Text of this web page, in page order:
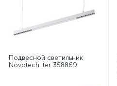
Подвесной светильник
Novotech Iter 358869